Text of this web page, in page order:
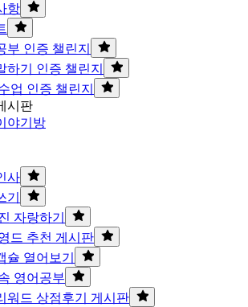
항
부 인증 챌린지
하기 인증 챌린지
업 인증 챌린지
시판
야기방
사
기
자랑하기
드 추천 게시판
슐 열어보기
영어공부
워드 상점후기 게시판